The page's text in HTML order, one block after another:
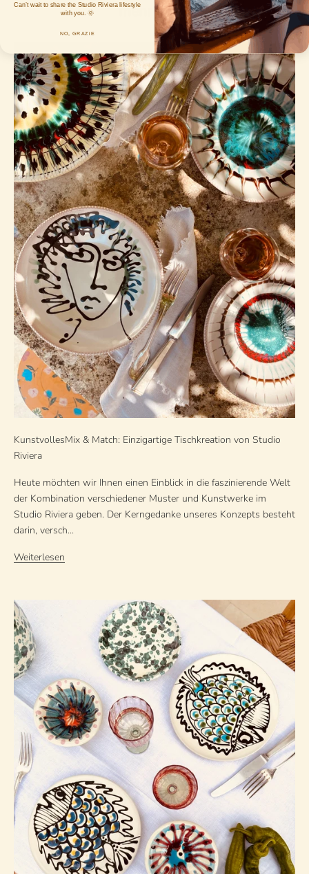
mehr lesen
KunstvollesMix & Match: Einzigartige Tischkreation von Studio
Riviera
Heute möchten wir Ihnen einen Einblick in die faszinierende Welt
der Kombination verschiedener Muster und Kunstwerke im
Studio Riviera geben. Der Kerngedanke unseres Konzepts besteht
darin, versch...
Weiterlesen
Can’t wait to share the Studio Riviera lifestyle
with you. 🌞
NO, GRAZiE